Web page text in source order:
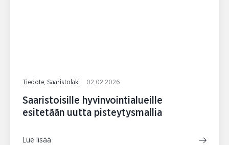
Tiedote, Saaristolaki 02.02.2026
Saaristoisille hyvinvointialueille
esitetään uutta pisteytysmallia
Lue lisää